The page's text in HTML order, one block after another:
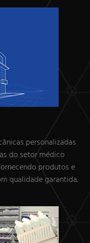
personalizadas
do setor médico
produtos e
qualidade garantida.